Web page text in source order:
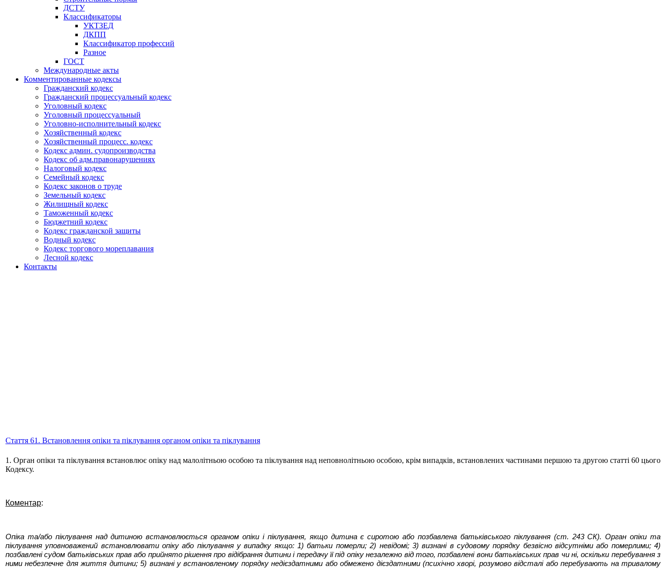
ДСТУ
Классификаторы
УКТЗЕД
ДКПП
Классификатор профессий
Разное
ГОСТ
Международные акты
Комментированные кодексы
Гражданский кодекс
Гражданский процессуальный кодекс
Уголовный кодекс
Уголовный процессуальный
Уголовно-исполнительный кодекс
Хозяйственный кодекс
Хозяйственный процесс. кодекс
Кодекс админ. судопроизводства
Кодекс об адм.правонарушениях
Налоговый кодекс
Семейный кодекс
Кодекс законов о труде
Земельный кодекс
Жилищный кодекс
Таможенный кодекс
Бюджетний кодекс
Кодекс гражданской защиты
Водный кодекс
Кодекс торгового мореплавания
Лесной кодекс
Контакты
Стаття 61. Встановлення опіки та піклування органом опіки та піклування
1. Орган опіки та піклування встановлює опіку над малолітньою особою та піклування над неповнолітньою особою, крім випадків, встановлених частинами першою та другою статті 60 цього
Кодексу.
Коментар:
Опіка та/або піклування над дитиною встановлюється органом опіки і піклування, якщо дитина є сиротою або позбавлена батьківського піклування (ст. 243 СК). Орган опіки та
піклування уповноважений встановлювати опіку або піклування у випадку якщо: 1) батьки померли; 2) невідомі; 3) визнані в судовому порядку безвісно відсутніми або померлими; 4)
позбавлені судом батьківських прав або прийнято рішення про відібрання дитини і передачу її під опіку незалежно від того, позбавлені вони батьківських прав чи ні, оскільки перебування з
ними небезпечне для життя дитини; 5) визнані у встановленому порядку недієздатними або обмежено дієздатними (психічно хворі, розумово відсталі або перебувають на тривалому